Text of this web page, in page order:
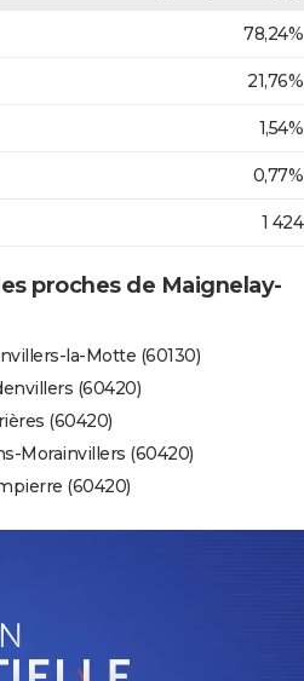
78,24%
21,76%
1,54%
0,77%
1 424
proches de Maignelay-
la-Motte (60130)
(60420)
(60420)
Morainvillers (60420)
(60420)